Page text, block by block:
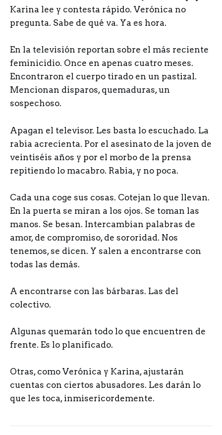
Karina lee y contesta rápido. Verónica no
pregunta. Sabe de qué va. Ya es hora.
En la televisión reportan sobre el más reciente
feminicidio. Once en apenas cuatro meses.
Encontraron el cuerpo tirado en un pastizal.
Mencionan disparos, quemaduras, un
sospechoso.
Apagan el televisor. Les basta lo escuchado. La
rabia acrecienta. Por el asesinato de la joven de
veintiséis años y por el morbo de la prensa
repitiendo lo macabro. Rabia, y no poca.
Cada una coge sus cosas. Cotejan lo que llevan.
En la puerta se miran a los ojos. Se toman las
manos. Se besan. Intercambian palabras de
amor, de compromiso, de sororidad. Nos
tenemos, se dicen. Y salen a encontrarse con
todas las demás.
A encontrarse con las bárbaras. Las del
colectivo.
Algunas quemarán todo lo que encuentren de
frente. Es lo planificado.
Otras, como Verónica y Karina, ajustarán
cuentas con ciertos abusadores. Les darán lo
que les toca, inmisericordemente.